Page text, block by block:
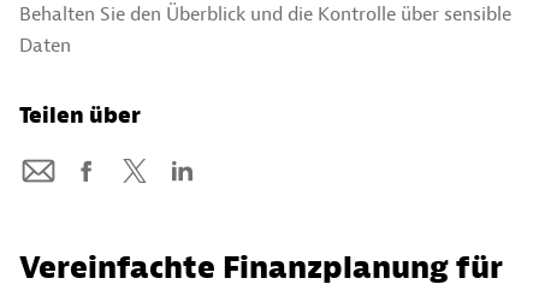
Behalten Sie den Überblick und die Kontrolle über sensible
Daten
Teilen über
Vereinfachte Finanzplanung für